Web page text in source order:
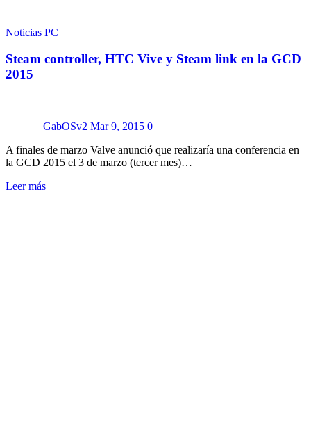
Noticias PC
Steam controller, HTC Vive y Steam link en la GCD
2015
GabOSv2 Mar 9, 2015 0
A finales de marzo Valve anunció que realizaría una conferencia en
la GCD 2015 el 3 de marzo (tercer mes)…
Leer más